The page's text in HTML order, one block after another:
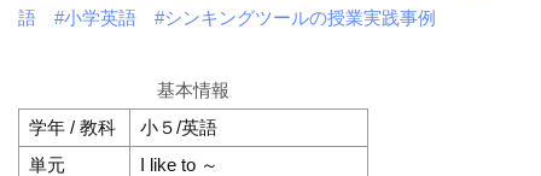
語
#小学英語 #シンキングツールの授業実践事例
基本情報
学年 / 教科
小５/英語
単元
I like to ～